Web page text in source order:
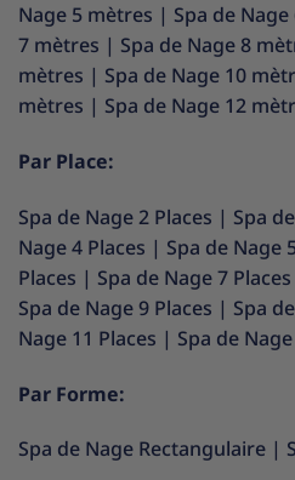
Nage 5 mètres | Spa de
7 mètres | Spa de Nage 8
mètres | Spa de Nage 10
mètres | Spa de Nage 12
Par Place:
Spa de Nage 2 Places | Spa
Nage 4 Places | Spa de Nage
Places | Spa de Nage 7 Places
Spa de Nage 9 Places | Spa
Nage 11 Places | Spa de
Par Forme:
Spa de Nage Rectangulaire |